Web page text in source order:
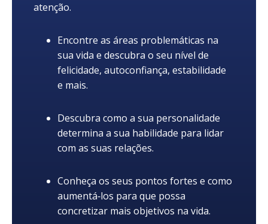
atenção.
Encontre as áreas problemáticas na
sua vida e descubra o seu nível de
felicidade, autoconfiança, estabilidade
e mais.
Descubra como a sua personalidade
determina a sua habilidade para lidar
com as suas relações.
Conheça os seus pontos fortes e como
aumentá‑los para que possa
concretizar mais objetivos na vida.